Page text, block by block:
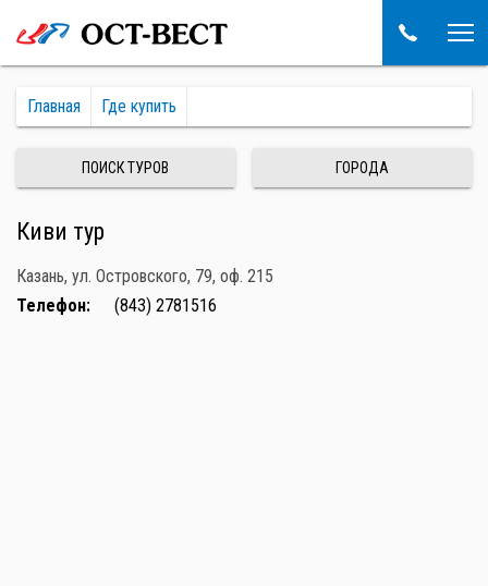
Главная Где купить
ПОИСК ТУРОВ ГОРОДА
Киви тур
Казань, ул. Островского, 79, оф. 215
Телефон:
(843) 2781516